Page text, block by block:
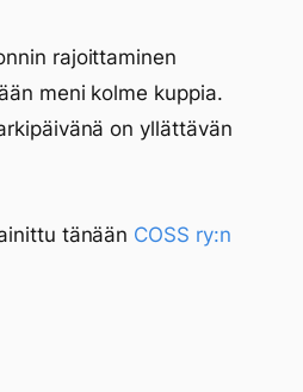
rajoittaminen
meni kolme kuppia.
on yllättävän
tänään COSS ry:n